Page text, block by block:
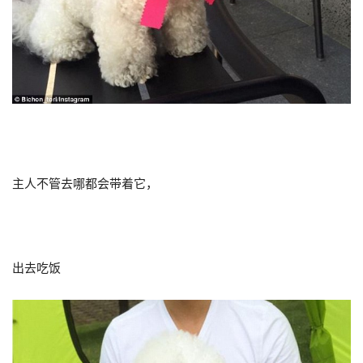
主人不管去哪都会带着它，
出去吃饭